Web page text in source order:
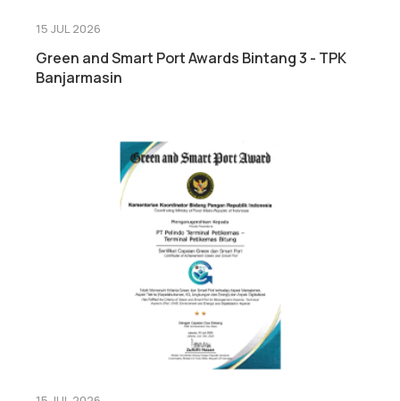
15 JUL 2026
Green and Smart Port Awards Bintang 3 - TPK
Banjarmasin